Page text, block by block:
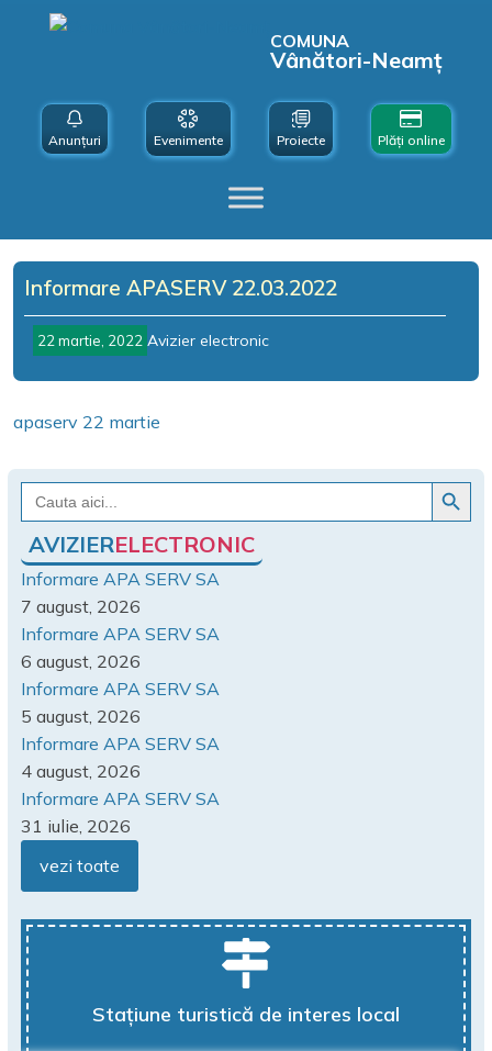
COMUNA
Vânători-Neamț
Anunțuri Evenimente Proiecte Plăți online
Informare APASERV 22.03.2022
22 martie, 2022 Avizier electronic
apaserv 22 martie
Search
for:
Search Button
AVIZIERELECTRONIC
Informare APA SERV SA
7 august, 2026
Informare APA SERV SA
6 august, 2026
Informare APA SERV SA
5 august, 2026
Informare APA SERV SA
4 august, 2026
Informare APA SERV SA
31 iulie, 2026
vezi toate
Stațiune turistică de interes local